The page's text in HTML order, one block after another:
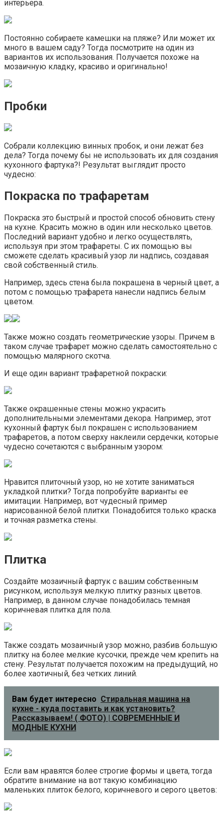
интерьера.
Постоянно собираете камешки на пляже? Или может их
много в вашем саду? Тогда посмотрите на один из
вариантов их использования. Получается похоже на
мозаичную кладку, красиво и оригинально!
Пробки
Собрали коллекцию винных пробок, и они лежат без
дела? Тогда почему бы не использовать их для создания
кухонного фартука?! Результат выглядит просто
чудесно:
Покраска по трафаретам
Покраска это быстрый и простой способ обновить стену
на кухне. Красить можно в один или несколько цветов.
Последний вариант удобно и легко осуществлять,
используя при этом трафареты. С их помощью вы
сможете сделать красивый узор ли надпись, создавая
свой собственный стиль.
Например, здесь стена была покрашена в черный цвет, а
потом с помощью трафарета нанесли надпись белым
цветом.
Также можно создать геометрические узоры. Причем в
таком случае трафарет можно сделать самостоятельно с
помощью малярного скотча.
И еще один вариант трафаретной покраски:
Также окрашенные стены можно украсить
дополнительными элементами декора. Например, этот
кухонный фартук был покрашен с использованием
трафаретов, а потом сверху наклеили сердечки, которые
чудесно сочетаются с выбранным узором:
Нравится плиточный узор, но не хотите заниматься
укладкой плитки? Тогда попробуйте варианты ее
имитации. Например, вот чудесный пример
нарисованной белой плитки. Понадобится только краска
и точная разметка стены.
Плитка
Создайте мозаичный фартук с вашим собственным
рисунком, используя мелкую плитку разных цветов.
Например, в данном случае понадобилась темная
коричневая плитка для пола.
Также создать мозаичный узор можно, разбив большую
плитку на более мелкие кусочки, прежде чем крепить на
стену. Результат получается похожим на предыдущий, но
более хаотичный, без четких линий.
Вам будет интересно Стиральная машина на
кухне - куда поставить и как установить?
Рассказываем! ( ФОТО) | СОВРЕМЕННЫЕ И
МОДНЫЕ КУХНИ
Если вам нравятся более строгие формы и цвета, тогда
обратите внимание на вот такую комбинацию
маленьких плиток белого, коричневого и серого цветов: